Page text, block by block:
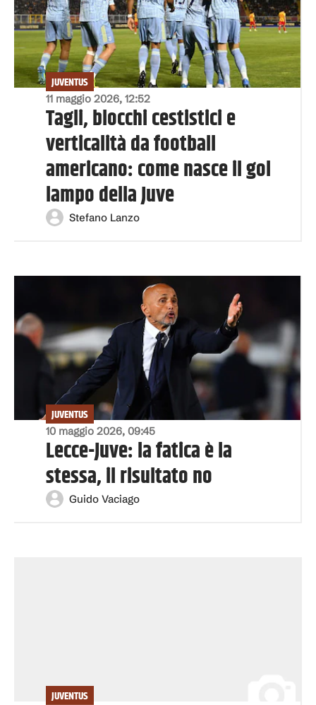
11 maggio 2026, 12:52
JUVENTUS
Tagli, blocchi cestistici e
verticalità da football
americano: come nasce il gol
lampo della Juve
Stefano Lanzo
10 maggio 2026, 09:45
JUVENTUS
Lecce-Juve: la fatica è la
stessa, il risultato no
Guido Vaciago
JUVENTUS